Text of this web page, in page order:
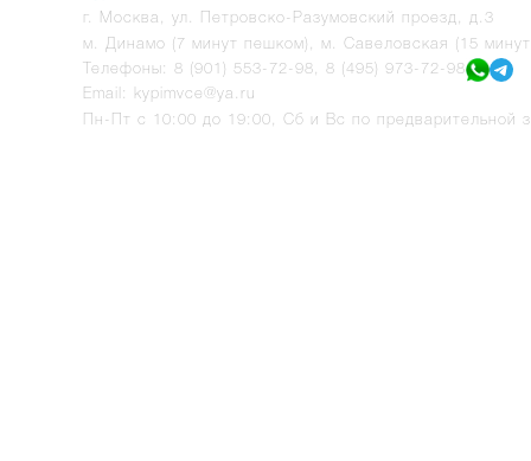
г.
Москва
ул. Петровско-Разумовский проезд, д.3
м. Динамо (7 минут пешком), м. Савеловская (15
Телефоны: 8 (901) 553-72-98
8 (495) 973-72-98
Email: kypimvce@ya.ru
Пн-Пт с 10:00 до 19:00, Сб и Вс по предварительной